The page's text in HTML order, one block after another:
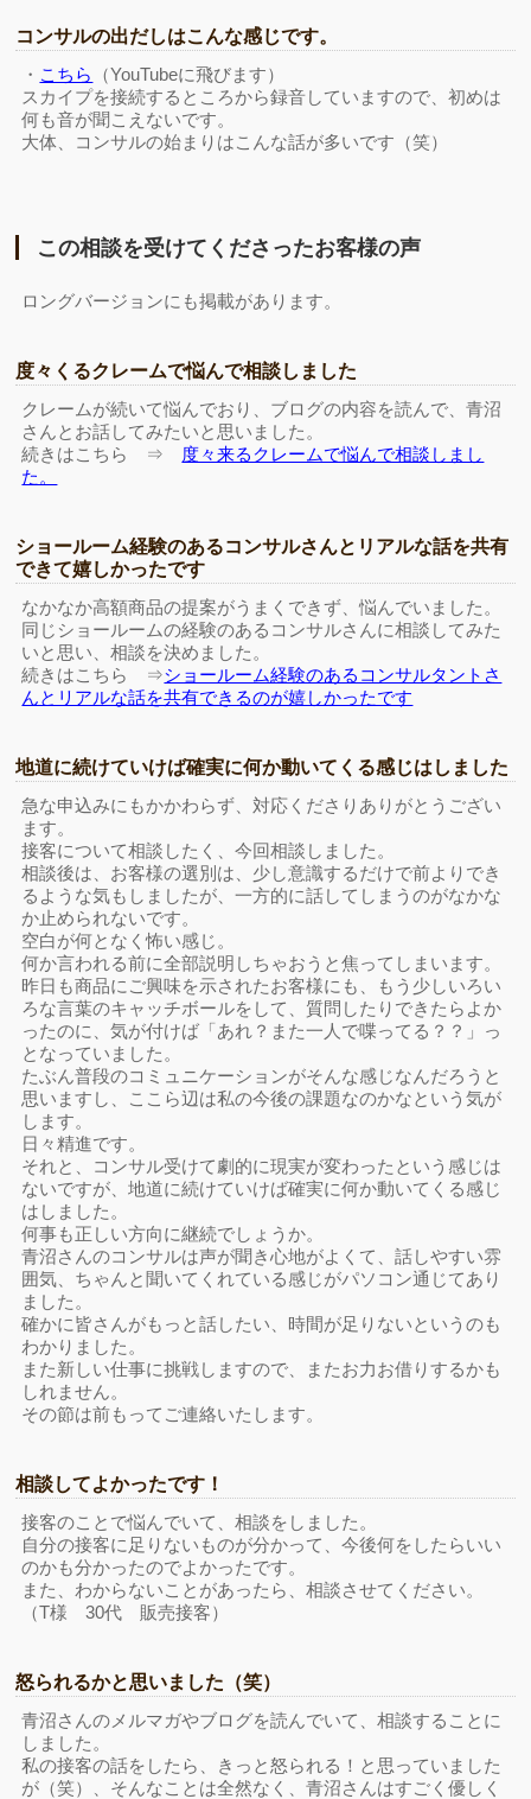
コンサルの出だしはこんな感じです。
・ こちら
（YouTubeに飛びます）
スカイプを接続するところから録音していますので、初めは
何も音が聞こえないです。
大体、コンサルの始まりはこんな話が多いです（笑）
この相談を受けてくださったお客様の声
ロングバージョンにも掲載があります。
度々くるクレームで悩んで相談しました
クレームが続いて悩んでおり、ブログの内容を読んで、青沼
さんとお話してみたいと思いました。
続きはこちら ⇒ 度々来るクレームで悩んで相談しまし
た。
ショールーム経験のあるコンサルさんとリアルな話を共有
できて嬉しかったです
なかなか高額商品の提案がうまくできず、悩んでいました。
同じショールームの経験のあるコンサルさんに相談してみた
いと思い、相談を決めました。
続きはこちら ⇒ショールーム経験のあるコンサルタントさ
んとリアルな話を共有できるのが嬉しかったです
地道に続けていけば確実に何か動いてくる感じはしました
急な申込みにもかかわらず、対応くださりありがとうござい
ます。
接客について相談したく、今回相談しました。
相談後は、お客様の選別は、少し意識するだけで前よりでき
るような気もしましたが、一方的に話してしまうのがなかな
か止められないです。
空白が何となく怖い感じ。
何か言われる前に全部説明しちゃおうと焦ってしまいます。
昨日も商品にご興味を示されたお客様にも、もう少しいろい
ろな言葉のキャッチボールをして、質問したりできたらよか
ったのに、気が付けば「あれ？また一人で喋ってる？？」っ
となっていました。
たぶん普段のコミュニケーションがそんな感じなんだろうと
思いますし、ここら辺は私の今後の課題なのかなという気が
します。
日々精進です。
それと、コンサル受けて劇的に現実が変わったという感じは
ないですが、地道に続けていけば確実に何か動いてくる感じ
はしました。
何事も正しい方向に継続でしょうか。
青沼さんのコンサルは声が聞き心地がよくて、話しやすい雰
囲気、ちゃんと聞いてくれている感じがパソコン通じてあり
ました。
確かに皆さんがもっと話したい、時間が足りないというのも
わかりました。
また新しい仕事に挑戦しますので、またお力お借りするかも
しれません。
その節は前もってご連絡いたします。
相談してよかったです！
接客のことで悩んでいて、相談をしました。
自分の接客に足りないものが分かって、今後何をしたらいい
のかも分かったのでよかったです。
また、わからないことがあったら、相談させてください。
（T様 30代 販売接客）
怒られるかと思いました（笑）
青沼さんのメルマガやブログを読んでいて、相談することに
しました。
私の接客の話をしたら、きっと怒られる！と思っていました
が（笑）、そんなことは全然なく、青沼さんはすごく優しく